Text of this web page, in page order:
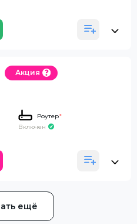
Акция
Роутер*
Включен
ещё